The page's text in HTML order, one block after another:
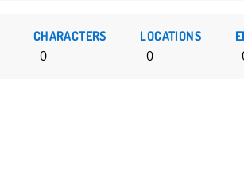
CHARACTERS
0
LOCATIONS
0